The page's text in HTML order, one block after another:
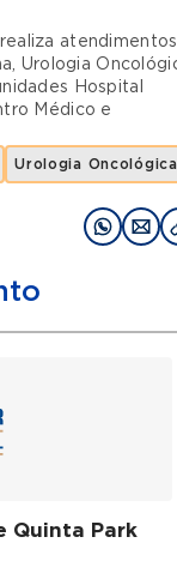
atendimentos
, Urologia
Hospital
Médico e
Urologia Oncológica
Quinta Park